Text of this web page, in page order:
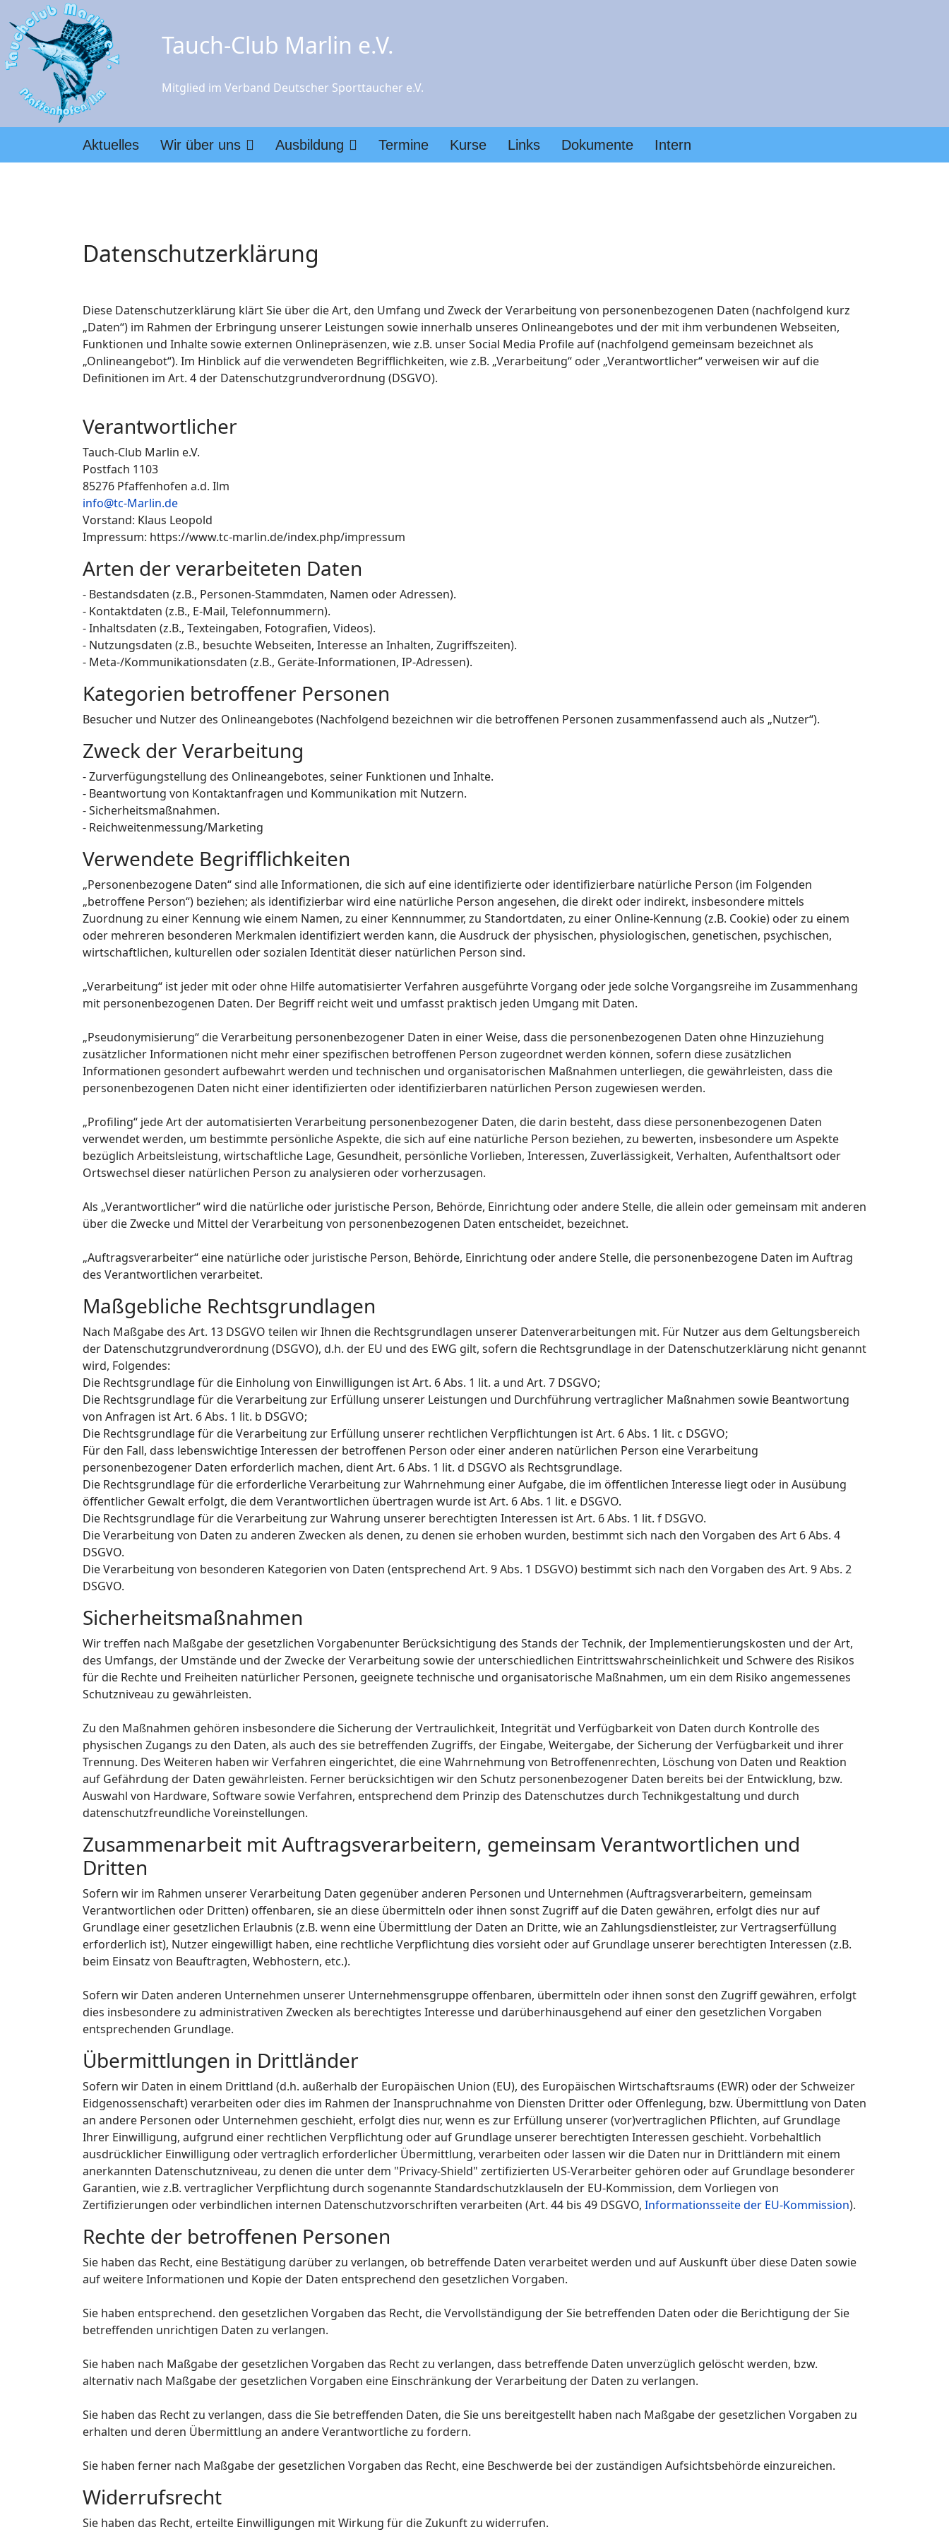
Tauch-Club Marlin e.V.
Mitglied im Verband Deutscher Sporttaucher e.V.
Aktuelles Wir über uns Ausbildung Termine Kurse Links Dokumente Intern
Datenschutzerklärung
Diese Datenschutzerklärung klärt Sie über die Art, den Umfang und Zweck der Verarbeitung von personenbezogenen Daten (nachfolgend kurz
„Daten“) im Rahmen der Erbringung unserer Leistungen sowie innerhalb unseres Onlineangebotes und der mit ihm verbundenen Webseiten,
Funktionen und Inhalte sowie externen Onlinepräsenzen, wie z.B. unser Social Media Profile auf (nachfolgend gemeinsam bezeichnet als
„Onlineangebot“). Im Hinblick auf die verwendeten Begrifflichkeiten, wie z.B. „Verarbeitung“ oder „Verantwortlicher“ verweisen wir auf die
Definitionen im Art. 4 der Datenschutzgrundverordnung (DSGVO).
Verantwortlicher
Tauch-Club Marlin e.V.
Postfach 1103
85276 Pfaffenhofen a.d. Ilm
info@tc-Marlin.de
Vorstand: Klaus Leopold
Impressum: https://www.tc-marlin.de/index.php/impressum
Arten der verarbeiteten Daten
- Bestandsdaten (z.B., Personen-Stammdaten, Namen oder Adressen).
- Kontaktdaten (z.B., E-Mail, Telefonnummern).
- Inhaltsdaten (z.B., Texteingaben, Fotografien, Videos).
- Nutzungsdaten (z.B., besuchte Webseiten, Interesse an Inhalten, Zugriffszeiten).
- Meta-/Kommunikationsdaten (z.B., Geräte-Informationen, IP-Adressen).
Kategorien betroffener Personen
Besucher und Nutzer des Onlineangebotes (Nachfolgend bezeichnen wir die betroffenen Personen zusammenfassend auch als „Nutzer“).
Zweck der Verarbeitung
- Zurverfügungstellung des Onlineangebotes, seiner Funktionen und Inhalte.
- Beantwortung von Kontaktanfragen und Kommunikation mit Nutzern.
- Sicherheitsmaßnahmen.
- Reichweitenmessung/Marketing
Verwendete Begrifflichkeiten
„Personenbezogene Daten“ sind alle Informationen, die sich auf eine identifizierte oder identifizierbare natürliche Person (im Folgenden
„betroffene Person“) beziehen; als identifizierbar wird eine natürliche Person angesehen, die direkt oder indirekt, insbesondere mittels
Zuordnung zu einer Kennung wie einem Namen, zu einer Kennnummer, zu Standortdaten, zu einer Online-Kennung (z.B. Cookie) oder zu einem
oder mehreren besonderen Merkmalen identifiziert werden kann, die Ausdruck der physischen, physiologischen, genetischen, psychischen,
wirtschaftlichen, kulturellen oder sozialen Identität dieser natürlichen Person sind.
„Verarbeitung“ ist jeder mit oder ohne Hilfe automatisierter Verfahren ausgeführte Vorgang oder jede solche Vorgangsreihe im Zusammenhang
mit personenbezogenen Daten. Der Begriff reicht weit und umfasst praktisch jeden Umgang mit Daten.
„Pseudonymisierung“ die Verarbeitung personenbezogener Daten in einer Weise, dass die personenbezogenen Daten ohne Hinzuziehung
zusätzlicher Informationen nicht mehr einer spezifischen betroffenen Person zugeordnet werden können, sofern diese zusätzlichen
Informationen gesondert aufbewahrt werden und technischen und organisatorischen Maßnahmen unterliegen, die gewährleisten, dass die
personenbezogenen Daten nicht einer identifizierten oder identifizierbaren natürlichen Person zugewiesen werden.
„Profiling“ jede Art der automatisierten Verarbeitung personenbezogener Daten, die darin besteht, dass diese personenbezogenen Daten
verwendet werden, um bestimmte persönliche Aspekte, die sich auf eine natürliche Person beziehen, zu bewerten, insbesondere um Aspekte
bezüglich Arbeitsleistung, wirtschaftliche Lage, Gesundheit, persönliche Vorlieben, Interessen, Zuverlässigkeit, Verhalten, Aufenthaltsort oder
Ortswechsel dieser natürlichen Person zu analysieren oder vorherzusagen.
Als „Verantwortlicher“ wird die natürliche oder juristische Person, Behörde, Einrichtung oder andere Stelle, die allein oder gemeinsam mit anderen
über die Zwecke und Mittel der Verarbeitung von personenbezogenen Daten entscheidet, bezeichnet.
„Auftragsverarbeiter“ eine natürliche oder juristische Person, Behörde, Einrichtung oder andere Stelle, die personenbezogene Daten im Auftrag
des Verantwortlichen verarbeitet.
Maßgebliche Rechtsgrundlagen
Nach Maßgabe des Art. 13 DSGVO teilen wir Ihnen die Rechtsgrundlagen unserer Datenverarbeitungen mit. Für Nutzer aus dem Geltungsbereich
der Datenschutzgrundverordnung (DSGVO), d.h. der EU und des EWG gilt, sofern die Rechtsgrundlage in der Datenschutzerklärung nicht genannt
wird, Folgendes:
Die Rechtsgrundlage für die Einholung von Einwilligungen ist Art. 6 Abs. 1 lit. a und Art. 7 DSGVO;
Die Rechtsgrundlage für die Verarbeitung zur Erfüllung unserer Leistungen und Durchführung vertraglicher Maßnahmen sowie Beantwortung
von Anfragen ist Art. 6 Abs. 1 lit. b DSGVO;
Die Rechtsgrundlage für die Verarbeitung zur Erfüllung unserer rechtlichen Verpflichtungen ist Art. 6 Abs. 1 lit. c DSGVO;
Für den Fall, dass lebenswichtige Interessen der betroffenen Person oder einer anderen natürlichen Person eine Verarbeitung
personenbezogener Daten erforderlich machen, dient Art. 6 Abs. 1 lit. d DSGVO als Rechtsgrundlage.
Die Rechtsgrundlage für die erforderliche Verarbeitung zur Wahrnehmung einer Aufgabe, die im öffentlichen Interesse liegt oder in Ausübung
öffentlicher Gewalt erfolgt, die dem Verantwortlichen übertragen wurde ist Art. 6 Abs. 1 lit. e DSGVO.
Die Rechtsgrundlage für die Verarbeitung zur Wahrung unserer berechtigten Interessen ist Art. 6 Abs. 1 lit. f DSGVO.
Die Verarbeitung von Daten zu anderen Zwecken als denen, zu denen sie erhoben wurden, bestimmt sich nach den Vorgaben des Art 6 Abs. 4
DSGVO.
Die Verarbeitung von besonderen Kategorien von Daten (entsprechend Art. 9 Abs. 1 DSGVO) bestimmt sich nach den Vorgaben des Art. 9 Abs. 2
DSGVO.
Sicherheitsmaßnahmen
Wir treffen nach Maßgabe der gesetzlichen Vorgabenunter Berücksichtigung des Stands der Technik, der Implementierungskosten und der Art,
des Umfangs, der Umstände und der Zwecke der Verarbeitung sowie der unterschiedlichen Eintrittswahrscheinlichkeit und Schwere des Risikos
für die Rechte und Freiheiten natürlicher Personen, geeignete technische und organisatorische Maßnahmen, um ein dem Risiko angemessenes
Schutzniveau zu gewährleisten.
Zu den Maßnahmen gehören insbesondere die Sicherung der Vertraulichkeit, Integrität und Verfügbarkeit von Daten durch Kontrolle des
physischen Zugangs zu den Daten, als auch des sie betreffenden Zugriffs, der Eingabe, Weitergabe, der Sicherung der Verfügbarkeit und ihrer
Trennung. Des Weiteren haben wir Verfahren eingerichtet, die eine Wahrnehmung von Betroffenenrechten, Löschung von Daten und Reaktion
auf Gefährdung der Daten gewährleisten. Ferner berücksichtigen wir den Schutz personenbezogener Daten bereits bei der Entwicklung, bzw.
Auswahl von Hardware, Software sowie Verfahren, entsprechend dem Prinzip des Datenschutzes durch Technikgestaltung und durch
datenschutzfreundliche Voreinstellungen.
Zusammenarbeit mit Auftragsverarbeitern, gemeinsam Verantwortlichen und
Dritten
Sofern wir im Rahmen unserer Verarbeitung Daten gegenüber anderen Personen und Unternehmen (Auftragsverarbeitern, gemeinsam
Verantwortlichen oder Dritten) offenbaren, sie an diese übermitteln oder ihnen sonst Zugriff auf die Daten gewähren, erfolgt dies nur auf
Grundlage einer gesetzlichen Erlaubnis (z.B. wenn eine Übermittlung der Daten an Dritte, wie an Zahlungsdienstleister, zur Vertragserfüllung
erforderlich ist), Nutzer eingewilligt haben, eine rechtliche Verpflichtung dies vorsieht oder auf Grundlage unserer berechtigten Interessen (z.B.
beim Einsatz von Beauftragten, Webhostern, etc.).
Sofern wir Daten anderen Unternehmen unserer Unternehmensgruppe offenbaren, übermitteln oder ihnen sonst den Zugriff gewähren, erfolgt
dies insbesondere zu administrativen Zwecken als berechtigtes Interesse und darüberhinausgehend auf einer den gesetzlichen Vorgaben
entsprechenden Grundlage.
Übermittlungen in Drittländer
Sofern wir Daten in einem Drittland (d.h. außerhalb der Europäischen Union (EU), des Europäischen Wirtschaftsraums (EWR) oder der Schweizer
Eidgenossenschaft) verarbeiten oder dies im Rahmen der Inanspruchnahme von Diensten Dritter oder Offenlegung, bzw. Übermittlung von Daten
an andere Personen oder Unternehmen geschieht, erfolgt dies nur, wenn es zur Erfüllung unserer (vor)vertraglichen Pflichten, auf Grundlage
Ihrer Einwilligung, aufgrund einer rechtlichen Verpflichtung oder auf Grundlage unserer berechtigten Interessen geschieht. Vorbehaltlich
ausdrücklicher Einwilligung oder vertraglich erforderlicher Übermittlung, verarbeiten oder lassen wir die Daten nur in Drittländern mit einem
anerkannten Datenschutzniveau, zu denen die unter dem "Privacy-Shield" zertifizierten US-Verarbeiter gehören oder auf Grundlage besonderer
Garantien, wie z.B. vertraglicher Verpflichtung durch sogenannte Standardschutzklauseln der EU-Kommission, dem Vorliegen von
Zertifizierungen oder verbindlichen internen Datenschutzvorschriften verarbeiten (Art. 44 bis 49 DSGVO, Informationsseite der EU-Kommission).
Rechte der betroffenen Personen
Sie haben das Recht, eine Bestätigung darüber zu verlangen, ob betreffende Daten verarbeitet werden und auf Auskunft über diese Daten sowie
auf weitere Informationen und Kopie der Daten entsprechend den gesetzlichen Vorgaben.
Sie haben entsprechend. den gesetzlichen Vorgaben das Recht, die Vervollständigung der Sie betreffenden Daten oder die Berichtigung der Sie
betreffenden unrichtigen Daten zu verlangen.
Sie haben nach Maßgabe der gesetzlichen Vorgaben das Recht zu verlangen, dass betreffende Daten unverzüglich gelöscht werden, bzw.
alternativ nach Maßgabe der gesetzlichen Vorgaben eine Einschränkung der Verarbeitung der Daten zu verlangen.
Sie haben das Recht zu verlangen, dass die Sie betreffenden Daten, die Sie uns bereitgestellt haben nach Maßgabe der gesetzlichen Vorgaben zu
erhalten und deren Übermittlung an andere Verantwortliche zu fordern.
Sie haben ferner nach Maßgabe der gesetzlichen Vorgaben das Recht, eine Beschwerde bei der zuständigen Aufsichtsbehörde einzureichen.
Widerrufsrecht
Sie haben das Recht, erteilte Einwilligungen mit Wirkung für die Zukunft zu widerrufen.